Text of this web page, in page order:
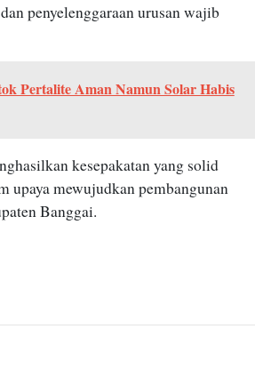
penyelenggaraan urusan wajib
Pertalite Aman Namun Solar Habis
kesepakatan yang solid
upaya mewujudkan pembangunan
Banggai.